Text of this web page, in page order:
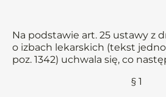
Na podstawie art. 25 ustawy z
o izbach lekarskich (tekst
poz. 1342) uchwala się, co
§ 1